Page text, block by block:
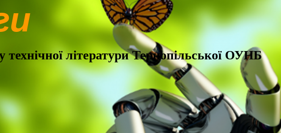
технічної літератури Тернопільської ОУНБ